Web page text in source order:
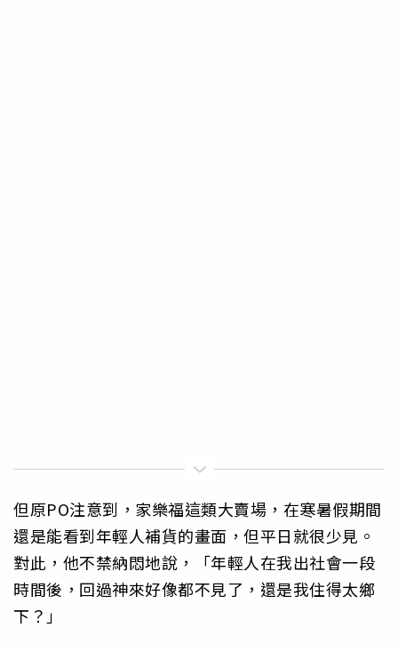
但原PO注意到，家樂福這類大賣場，在寒暑假期間
還是能看到年輕人補貨的畫面，但平日就很少見。
對此，他不禁納悶地說，「年輕人在我出社會一段
時間後，回過神來好像都不見了，還是我住得太鄉
下？」